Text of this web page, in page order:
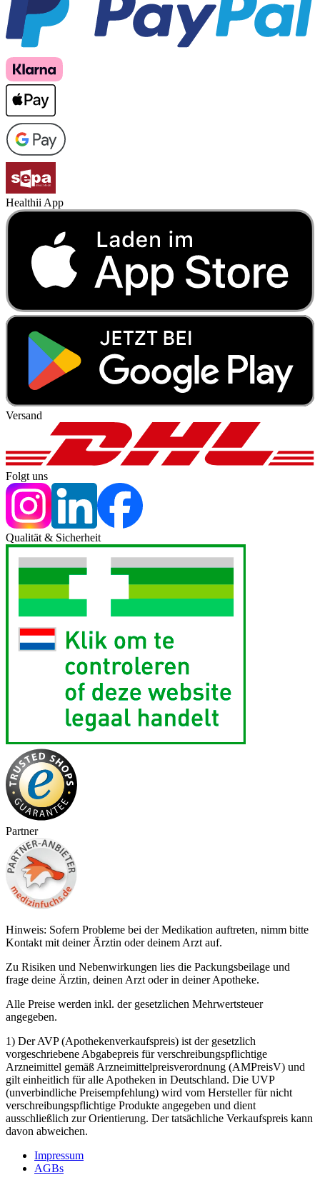
Healthii App
Versand
Folgt uns
Qualität & Sicherheit
Partner
Hinweis: Sofern Probleme bei der Medikation auftreten, nimm bitte
Kontakt mit deiner Ärztin oder deinem Arzt auf.
Zu Risiken und Nebenwirkungen lies die Packungsbeilage und
frage deine Ärztin, deinen Arzt oder in deiner Apotheke.
Alle Preise werden inkl. der gesetzlichen Mehrwertsteuer
angegeben.
1) Der AVP (Apothekenverkaufspreis) ist der gesetzlich
vorgeschriebene Abgabepreis für verschreibungspflichtige
Arzneimittel gemäß Arzneimittelpreisverordnung (AMPreisV) und
gilt einheitlich für alle Apotheken in Deutschland. Die UVP
(unverbindliche Preisempfehlung) wird vom Hersteller für nicht
verschreibungspflichtige Produkte angegeben und dient
ausschließlich zur Orientierung. Der tatsächliche Verkaufspreis kann
davon abweichen.
Impressum
AGBs